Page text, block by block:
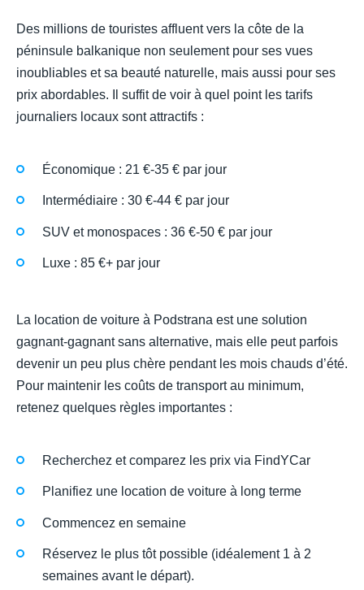
Des millions de touristes affluent vers la côte de la
péninsule balkanique non seulement pour ses vues
inoubliables et sa beauté naturelle, mais aussi pour ses
prix abordables. Il suffit de voir à quel point les tarifs
journaliers locaux sont attractifs :
Économique : 21 €-35 € par jour
Intermédiaire : 30 €-44 € par jour
SUV et monospaces : 36 €-50 € par jour
Luxe : 85 €+ par jour
La location de voiture à Podstrana est une solution
gagnant-gagnant sans alternative, mais elle peut parfois
devenir un peu plus chère pendant les mois chauds d’été.
Pour maintenir les coûts de transport au minimum,
retenez quelques règles importantes :
Recherchez et comparez les prix via FindYCar
Planifiez une location de voiture à long terme
Commencez en semaine
Réservez le plus tôt possible (idéalement 1 à 2
semaines avant le départ).